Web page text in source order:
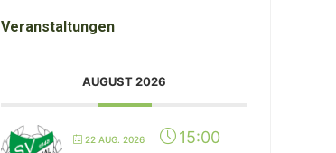
Veranstaltungen
AUGUST 2026
22 AUG. 2026 15:00